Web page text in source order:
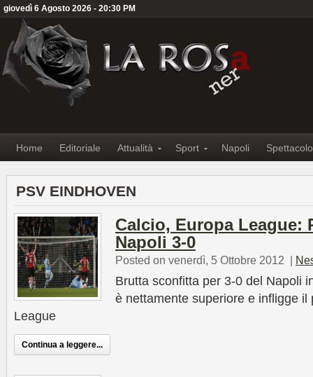
giovedì 6 Agosto 2026 - 20:30 PM
Home Editoriale Attualità Sport Napoli Spettacolo
PSV EINDHOVEN
Calcio, Europa League:
Napoli 3-0
Posted on venerdì, 5 Ottobre 2012 |
Brutta sconfitta per 3-0 del Napoli
è nettamente superiore e infligge il
League
Continua a leggere...